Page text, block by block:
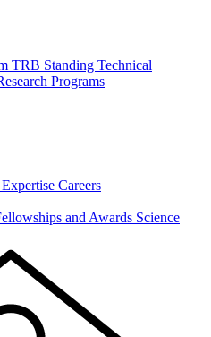
TRB Standing Technical
Programs
Careers
and Awards Science